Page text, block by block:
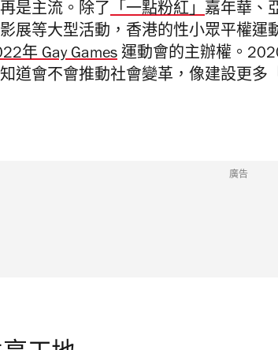
是主流。除了 「一點粉紅」嘉年華、
展等大型活動，香港的性小眾平權運
年 Gay Games 運動會的主辦權。
道會不會推動社會變革，像建設更多
廣告